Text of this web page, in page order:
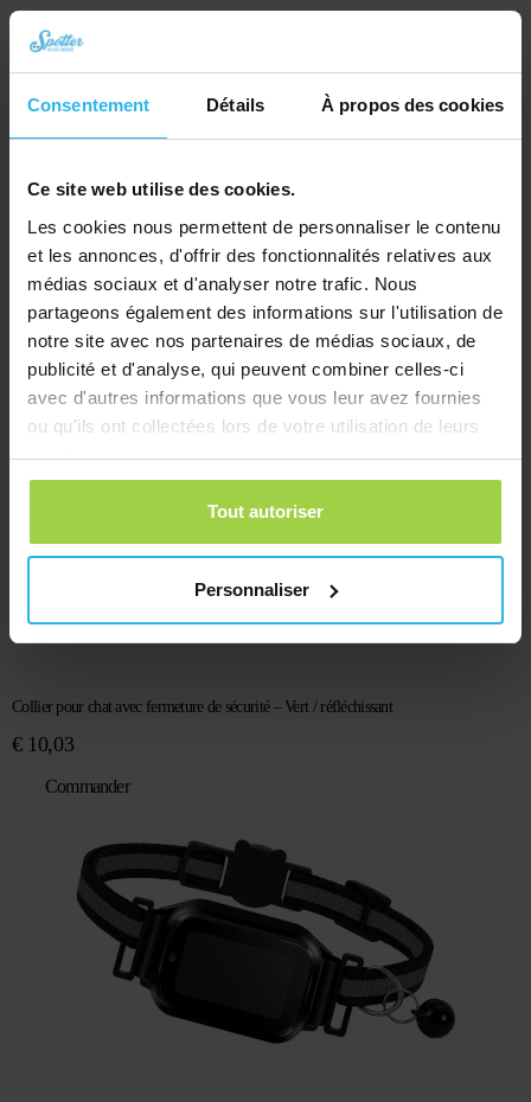
Consentement Détails À propos des cookies
Ce site web utilise des cookies.
Les cookies nous permettent de personnaliser le contenu
et les annonces, d'offrir des fonctionnalités relatives aux
médias sociaux et d'analyser notre trafic. Nous
partageons également des informations sur l'utilisation de
notre site avec nos partenaires de médias sociaux, de
publicité et d'analyse, qui peuvent combiner celles-ci
avec d'autres informations que vous leur avez fournies
ou qu'ils ont collectées lors de votre utilisation de leurs
services.
Tout autoriser
Personnaliser
Collier pour chat – Noir
€10,03
Commander
Collier pour chat avec fermeture de sécurité – Vert / réfléchissant
€10,03
Commander